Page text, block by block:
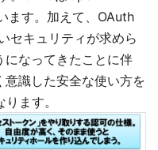
ます。加えて、OAuth
セキュリティが求めら
になってきたことに伴
識した安全な使い方を
ます。